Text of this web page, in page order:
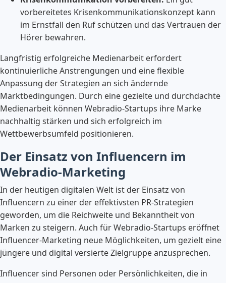
vorbereitetes Krisenkommunikationskonzept kann
im Ernstfall den Ruf schützen und das Vertrauen der
Hörer bewahren.
Langfristig erfolgreiche Medienarbeit erfordert
kontinuierliche Anstrengungen und eine flexible
Anpassung der Strategien an sich ändernde
Marktbedingungen. Durch eine gezielte und durchdachte
Medienarbeit können Webradio-Startups ihre Marke
nachhaltig stärken und sich erfolgreich im
Wettbewerbsumfeld positionieren.
Der Einsatz von Influencern im
Webradio-Marketing
In der heutigen digitalen Welt ist der Einsatz von
Influencern zu einer der effektivsten PR-Strategien
geworden, um die Reichweite und Bekanntheit von
Marken zu steigern. Auch für Webradio-Startups eröffnet
Influencer-Marketing neue Möglichkeiten, um gezielt eine
jüngere und digital versierte Zielgruppe anzusprechen.
Influencer sind Personen oder Persönlichkeiten, die in